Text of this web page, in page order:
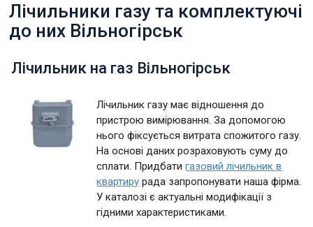
Лічильники газу та комплектуючі
до них Вільногірськ
Лічильник на газ Вільногірськ
Лічильник газу має відношення до
пристрою вимірювання. За допомогою
нього фіксується витрата спожитого газу.
На основі даних розраховують суму до
сплати. Придбатигазовий лічильник в
квартиру рада запропонувати наша фірма.
У каталозі є актуальні модифікації з
гідними характеристиками.